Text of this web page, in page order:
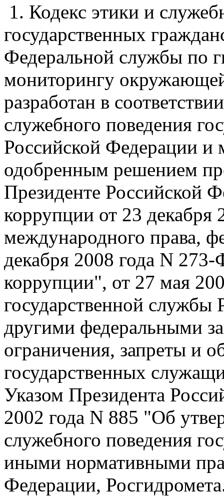
1. Кодекс этики и
государственных
Федеральной службы по
мониторингу
разработан в
служебного поведения
Российской Федерации
одобренным решением
Президенте Российской
коррупции от 23 декабря
международного права,
декабря 2008 года N
коррупции", от 27 мая
государственной
другими федеральными
ограничения, запреты и
государственных
Указом Президента
2002 года N 885 "Об
служебного поведения
иными нормативными
Федерации,